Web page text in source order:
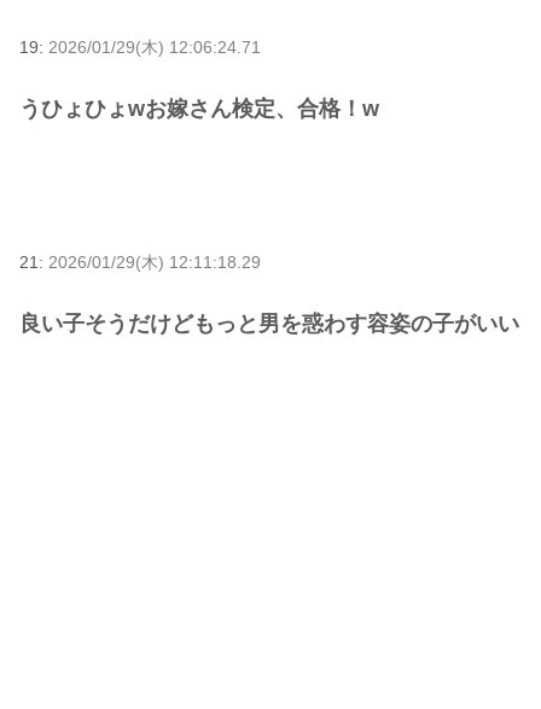
19: 2026/01/29(木) 12:06:24.71
うひょひょwお嫁さん検定、合格！w
21: 2026/01/29(木) 12:11:18.29
良い子そうだけどもっと男を惑わす容姿の子がいい